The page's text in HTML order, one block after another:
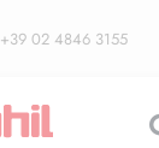
+39 02 4846 3155